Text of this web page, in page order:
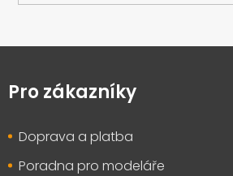
Z
pPro zákazníky
Doprava a platba
Poradna pro modeláře